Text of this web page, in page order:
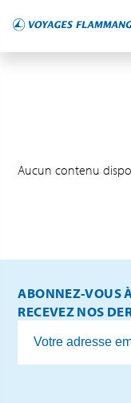
Aucun contenu
ABONNEZ-VOUS
RECEVEZ NOS